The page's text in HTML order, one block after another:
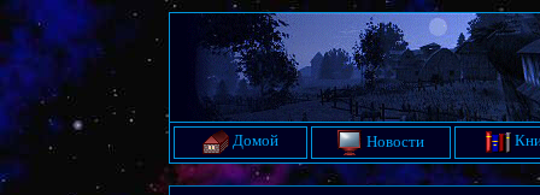
Домой Новости